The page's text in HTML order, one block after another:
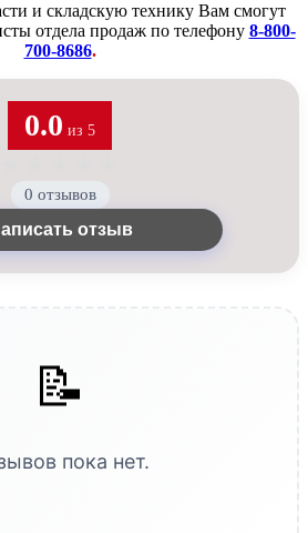
и складскую технику Вам смогут
отдела продаж по телефону 8-800-
700-8686.
0.0 из 5
0 отзывов
отзыв
📝
пока нет.